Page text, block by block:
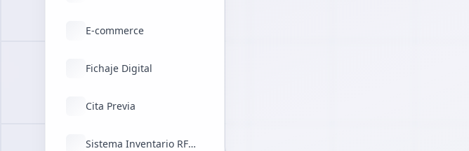
E-commerce
Fichaje Digital
Cita Previa
Sistema Inventario RFID